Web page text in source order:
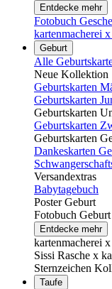
Entdecke mehr
Fotobuch
kartenmacherei
Geburt
Alle
Neue Kollektion
Geburtskarten
Geburtskarten
Geburtskarten
Geburtskarten
Geburtskarten
Dankeskarten
Versandextras
Babytagebuch
Poster Geburt
Fotobuch Geburt
Entdecke mehr
kartenmacherei
Sissi Rasche x
Sternzeichen
Taufe